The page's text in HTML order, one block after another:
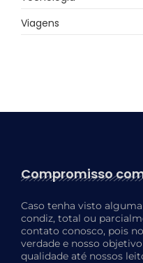
Viagens
Compromisso
Caso tenha visto
condiz, total ou
contato conosco, pois
verdade e nosso
qualidade até nossos